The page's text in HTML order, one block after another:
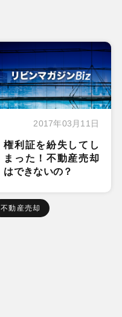
2017年03月11日
権利証を紛失してし
まった！不動産売却
はできないの？
不動産売却